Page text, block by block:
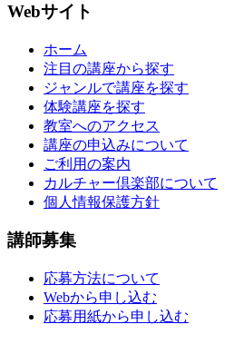
Webサイト
ホーム
注目の講座から探す
ジャンルで講座を探す
体験講座を探す
教室へのアクセス
講座の申込みについて
ご利用の案内
カルチャー倶楽部について
個人情報保護方針
講師募集
応募方法について
Webから申し込む
応募用紙から申し込む